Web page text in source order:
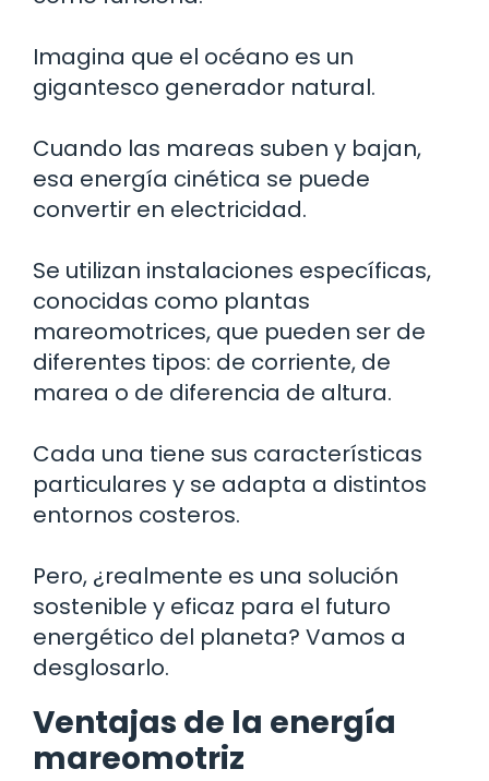
Imagina que el océano es un
gigantesco generador natural.
Cuando las mareas suben y bajan,
esa energía cinética se puede
convertir en electricidad.
Se utilizan instalaciones específicas,
conocidas como plantas
mareomotrices, que pueden ser de
diferentes tipos: de corriente, de
marea o de diferencia de altura.
Cada una tiene sus características
particulares y se adapta a distintos
entornos costeros.
Pero, ¿realmente es una solución
sostenible y eficaz para el futuro
energético del planeta? Vamos a
desglosarlo.
Ventajas de la energía
mareomotriz